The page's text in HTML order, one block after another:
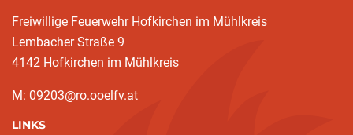
Freiwillige Feuerwehr Hofkirchen im Mühlkreis
Lembacher Straße 9
4142 Hofkirchen im Mühlkreis
M: 09203@ro.ooelfv.at
LINKS